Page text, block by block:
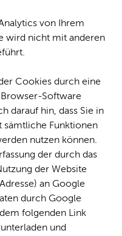
von Ihrem
wird nicht mit anderen
Cookies durch eine
Software
darauf hin, dass Sie in
sämtliche Funktionen
nutzen können.
der durch das
der Website
an Google
durch Google
folgenden Link
und